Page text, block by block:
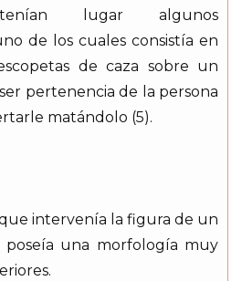
lugar algunos
de los cuales consistía en
de caza sobre un
pertenencia de la persona
matándolo (5).
intervenía la figura de un
una morfología muy